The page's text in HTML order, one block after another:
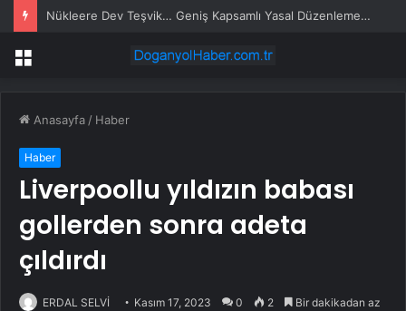
Nükleere Dev Teşvik… Geniş Kapsamlı Yasal Düzenlemede Teşvikler Öne Çekildi
Menü
Anasayfa / Haber
Haber
Liverpoollu yıldızın babası
gollerden sonra adeta
çıldırdı
ERDAL SELVİ Kasım 17, 2023 0 2 Bir dakikadan az